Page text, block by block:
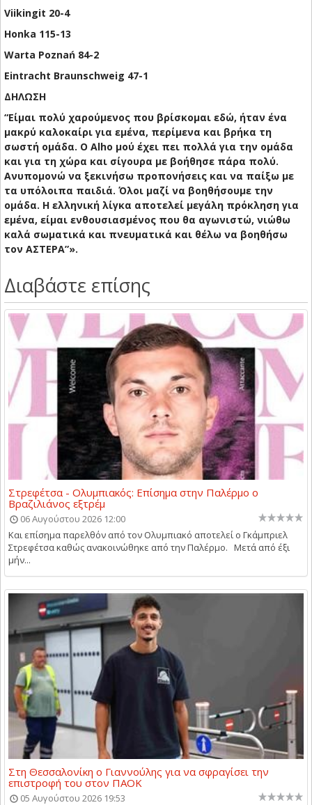
Viikingit 20-4
Honka 115-13
Warta Poznań 84-2
Eintracht Braunschweig 47-1
ΔΗΛΩΣΗ
“Είμαι πολύ χαρούμενος που βρίσκομαι εδώ, ήταν ένα
μακρύ καλοκαίρι για εμένα, περίμενα και βρήκα τη
σωστή ομάδα. Ο Alho μού έχει πει πολλά για την ομάδα
και για τη χώρα και σίγουρα με βοήθησε πάρα πολύ.
Ανυπομονώ να ξεκινήσω προπονήσεις και να παίξω με
τα υπόλοιπα παιδιά. Όλοι μαζί να βοηθήσουμε την
ομάδα. Η ελληνική λίγκα αποτελεί μεγάλη πρόκληση για
εμένα, είμαι ενθουσιασμένος που θα αγωνιστώ, νιώθω
καλά σωματικά και πνευματικά και θέλω να βοηθήσω
τον ΑΣΤΕΡΑ”».
Διαβάστε επίσης
Στρεφέτσα - Ολυμπιακός: Επίσημα στην Παλέρμο ο
Βραζιλιάνος εξτρέμ
06 Αυγούστου 2026 12:00
Και επίσημα παρελθόν από τον Ολυμπιακό αποτελεί ο Γκάμπριελ
Στρεφέτσα καθώς ανακοινώθηκε από την Παλέρμο. Μετά από έξι
μήν...
Στη Θεσσαλονίκη ο Γιαννούλης για να σφραγίσει την
επιστροφή του στον ΠΑΟΚ
05 Αυγούστου 2026 19:53